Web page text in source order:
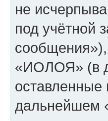
не
под учётной
«ИОЛОЯ» (в
оставленные
дальнейшем